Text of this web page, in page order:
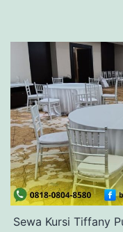
Sewa Kursi Tiffany